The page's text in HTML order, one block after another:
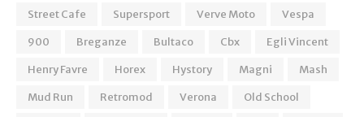
Street Cafe
Supersport Verve Moto
Vespa
900
Breganze Bultaco Cbx
Egli Vincent
Henry Favre
Horex Hystory Magni
Mash
Mud Run
Retromod Verona
Old School